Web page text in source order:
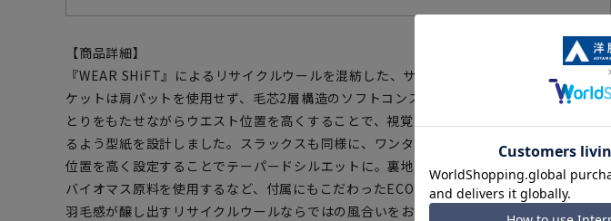
【商品詳細】
『WEAR SHiFT』によるリサイクルウールを混紡した、サステナブルなスーツです。ジャ
ケットは肩パットを使用せず、毛芯2層構造のソフトコンストラクション仕立て。身幅にゆ
とりをもたせながらウエスト位置を高くすることで、視覚的にスマートなシルエットにな
るよう型紙を設計しました。スラックスも同様に、ワンタックでゆとりをもたせつつ、膝
位置を高く設定することでテーパードシルエットに。裏地にはECOBLUE®を、ボタンには
バイオマス原料を使用するなど、付属にもこだわったECOスーツです。糸の太さ、適度な
羽毛感が醸し出すリサイクルウールならではの風合いをお楽しみください。